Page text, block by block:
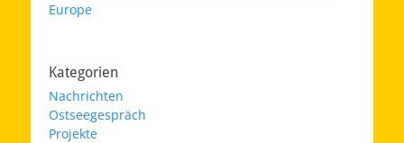
Europe
Kategorien
Nachrichten
Ostseegespräch
Projekte